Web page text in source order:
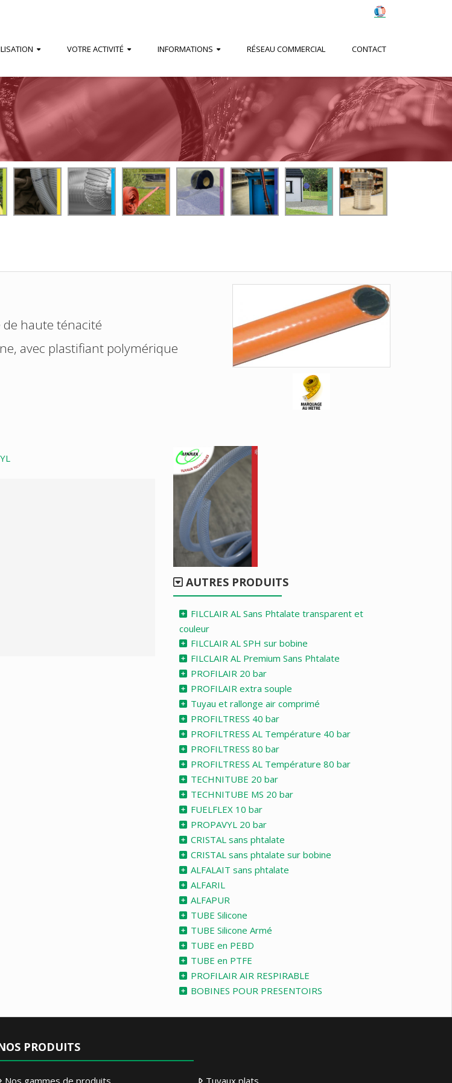
VOTRE ACTIVITÉ INFORMATIONS RÉSEAU COMMERCIAL CONTACT
haute ténacité
avec plastifiant polymérique
AUTRES PRODUITS
FILCLAIR AL Sans Phtalate transparent et
couleur
FILCLAIR AL SPH sur bobine
FILCLAIR AL Premium Sans Phtalate
PROFILAIR 20 bar
PROFILAIR extra souple
Tuyau et rallonge air comprimé
PROFILTRESS 40 bar
PROFILTRESS AL Température 40 bar
PROFILTRESS 80 bar
PROFILTRESS AL Température 80 bar
TECHNITUBE 20 bar
TECHNITUBE MS 20 bar
FUELFLEX 10 bar
PROPAVYL 20 bar
CRISTAL sans phtalate
CRISTAL sans phtalate sur bobine
ALFALAIT sans phtalate
ALFARIL
ALFAPUR
TUBE Silicone
TUBE Silicone Armé
TUBE en PEBD
TUBE en PTFE
PROFILAIR AIR RESPIRABLE
BOBINES POUR PRESENTOIRS
PRODUITS
Nos gammes de produits Tuyaux plats